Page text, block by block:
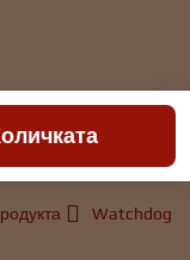
Watchdog